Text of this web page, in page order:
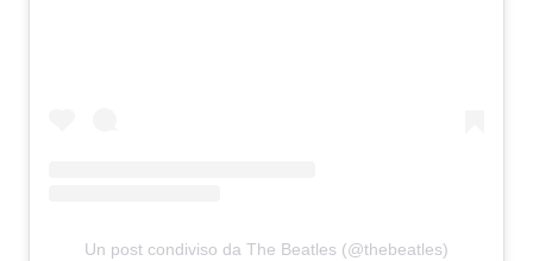
Un post condiviso da The Beatles (@thebeatles)